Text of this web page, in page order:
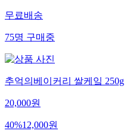
무료배송
75명구매중
추억의베이커리 쌀케잌 250g
20,000원
40%12,000원